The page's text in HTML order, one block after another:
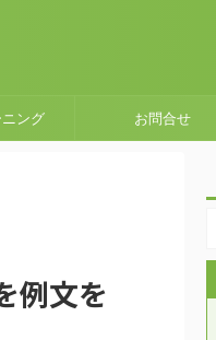
ング お問合せ
例文を